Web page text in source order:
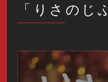
「りさのじ